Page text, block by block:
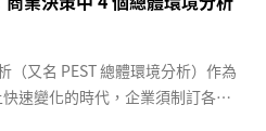
（又名 PEST 總體環境分析）作為
速變化的時代，企業須制訂各式